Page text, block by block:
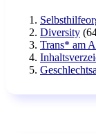
Diversity
Trans* am